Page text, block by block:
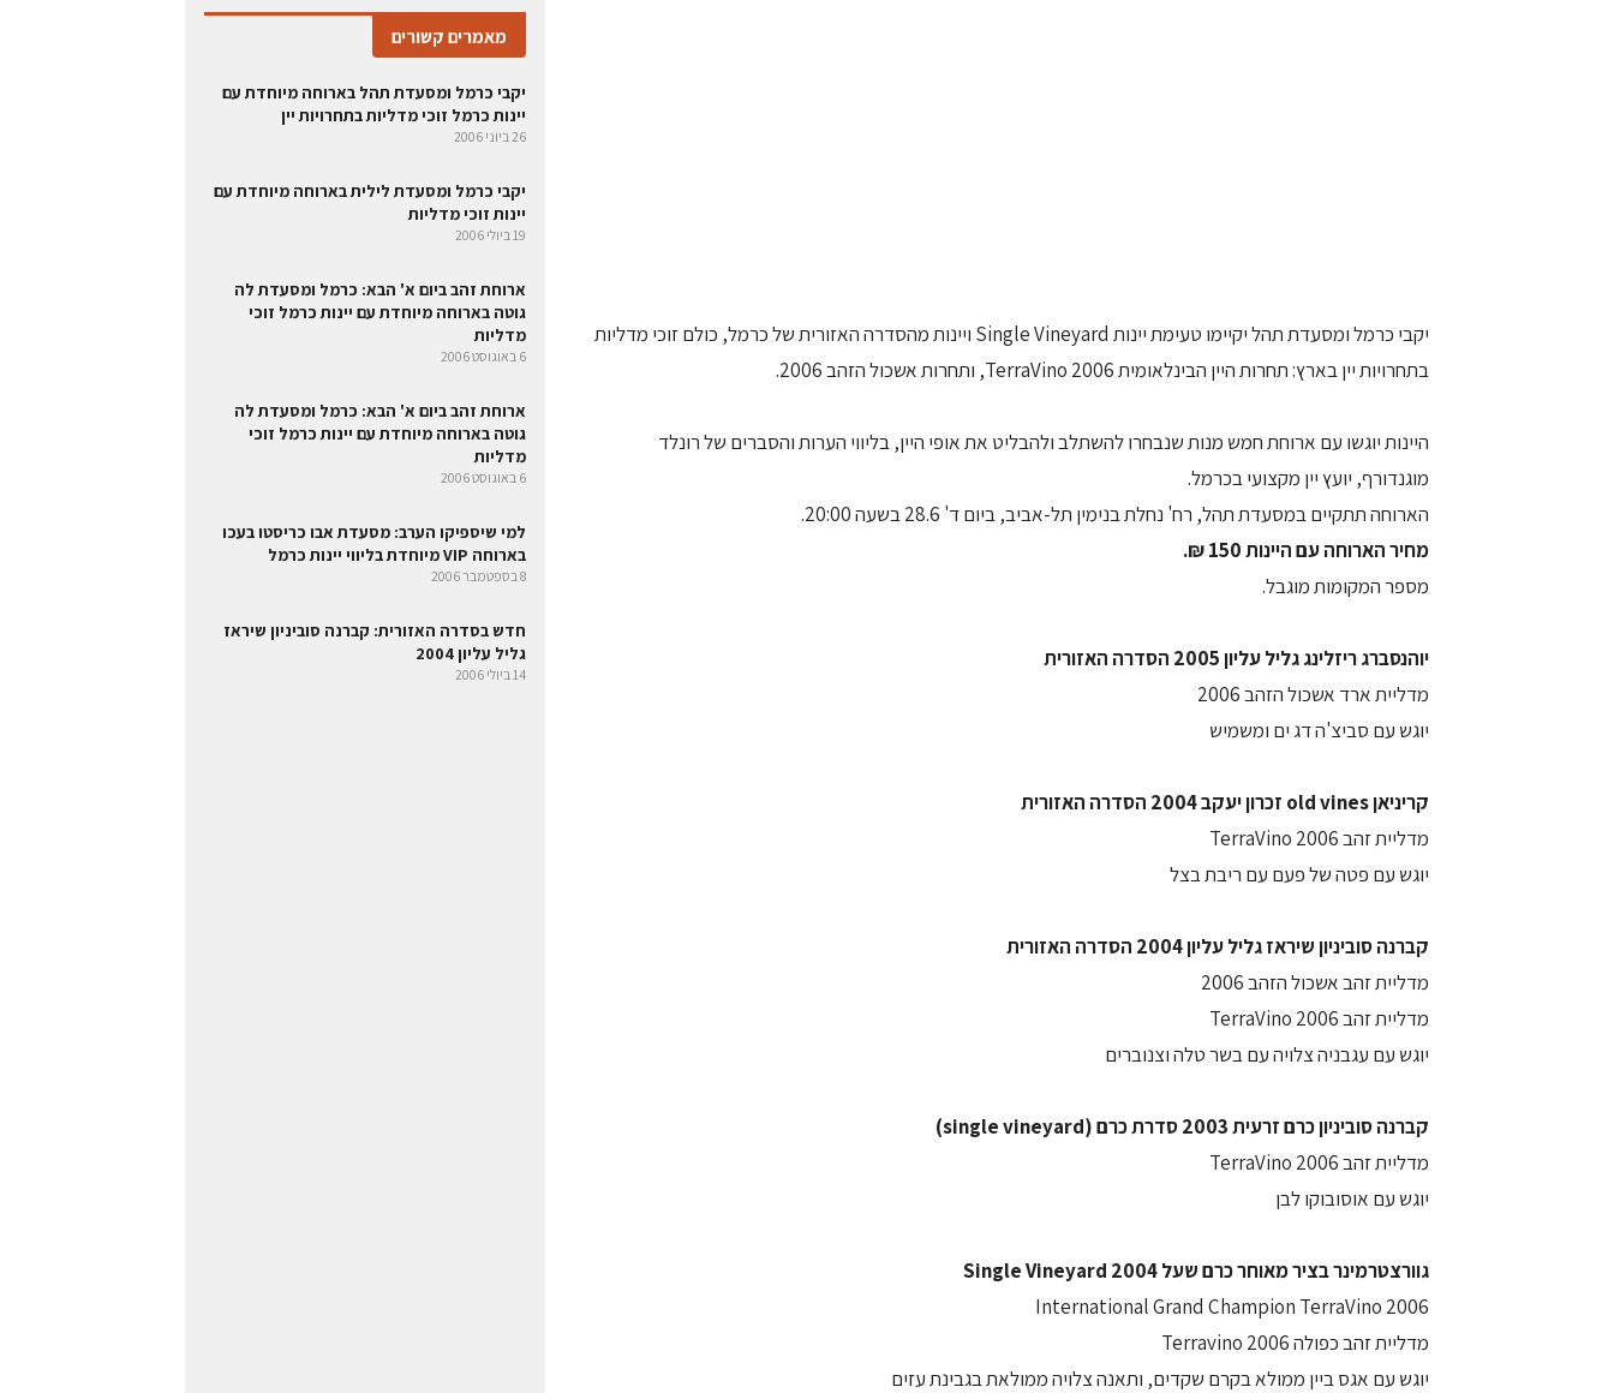
יקבי כרמל ומסעדת תהל יקיימו טעימת יינות Single Vineyard ויינות מהסדרה האזורית של כרמל, כולם זוכי מדליות
בתחרויות יין בארץ: תחרות היין הבינלאומית TerraVino 2006, ותחרות אשכול הזהב 2006.
היינות יוגשו עם ארוחת חמש מנות שנבחרו להשתלב ולהבליט את אופי היין, בליווי הערות והסברים של רונלד
מוגנדורף, יועץ יין מקצועי בכרמל.
הארוחה תתקיים במסעדת תהל, רח' נחלת בנימין תל-אביב, ביום ד' 28.6 בשעה 20:00.
מחיר הארוחה עם היינות 150 ₪.
מספר המקומות מוגבל.
יוהנסברג ריזלינג גליל עליון 2005 הסדרה האזורית
מדליית ארד אשכול הזהב 2006
יוגש עם סביצ'ה דג ים ומשמיש
קריניאן old vines זכרון יעקב 2004 הסדרה האזורית
מדליית זהב TerraVino 2006
יוגש עם פטה של פעם עם ריבת בצל
קברנה סוביניון שיראז גליל עליון 2004 הסדרה האזורית
מדליית זהב אשכול הזהב 2006
מדליית זהב TerraVino 2006
יוגש עם עגבניה צלויה עם בשר טלה וצנוברים
קברנה סוביניון כרם זרעית 2003 סדרת כרם (single vineyard)
מדליית זהב TerraVino 2006
יוגש עם אוסובוקו לבן
גוורצטרמינר בציר מאוחר כרם שעל 2004 Single Vineyard
International Grand Champion TerraVino 2006
מדליית זהב כפולה Terravino 2006
יוגש עם אגס ביין ממולא בקרם שקדים, ותאנה צלויה ממולאת בגבינת עזים
מאמרים קשורים
יקבי כרמל ומסעדת תהל בארוחה מיוחדת עם
יינות כרמל זוכי מדליות בתחרויות יין
26 ביוני 2006
יקבי כרמל ומסעדת לילית בארוחה מיוחדת עם
יינות זוכי מדליות
19 ביולי 2006
ארוחת זהב ביום א' הבא: כרמל ומסעדת לה
גוטה בארוחה מיוחדת עם יינות כרמל זוכי
מדליות
6 באוגוסט 2006
ארוחת זהב ביום א' הבא: כרמל ומסעדת לה
גוטה בארוחה מיוחדת עם יינות כרמל זוכי
מדליות
6 באוגוסט 2006
למי שיספיקו הערב: מסעדת אבו כריסטו בעכו
בארוחה VIP מיוחדת בליווי יינות כרמל
8 בספטמבר 2006
חדש בסדרה האזורית: קברנה סוביניון שיראז
גליל עליון 2004
14 ביולי 2006